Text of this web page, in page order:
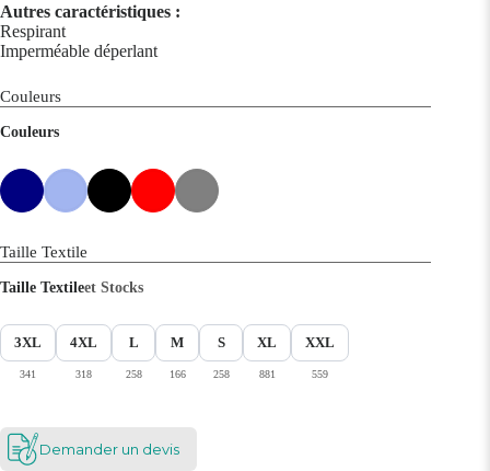
Autres caractéristiques :
Respirant
Imperméable déperlant
Couleurs
Couleurs
Taille Textile
Taille Textileet Stocks
3XL
341
4XL
318
L
258
M
166
S
258
XL
881
XXL
559
Demander un devis